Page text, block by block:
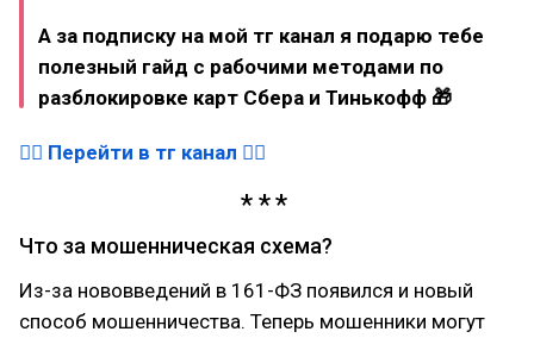
А за подписку на мой тг канал я подарю тебе
полезный гайд с рабочими методами по
разблокировке карт Сбера и Тинькофф 🎁
👉🏻 Перейти в тг канал 👈🏻
Что за мошенническая схема?
Из-за нововведений в 161-ФЗ появился и новый
способ мошенничества. Теперь мошенники могут